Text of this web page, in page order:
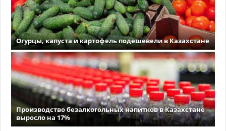
Огурцы, капуста и картофель подешевели в Казахстане
Производство безалкогольных напитков в Казахстане
выросло на 17%